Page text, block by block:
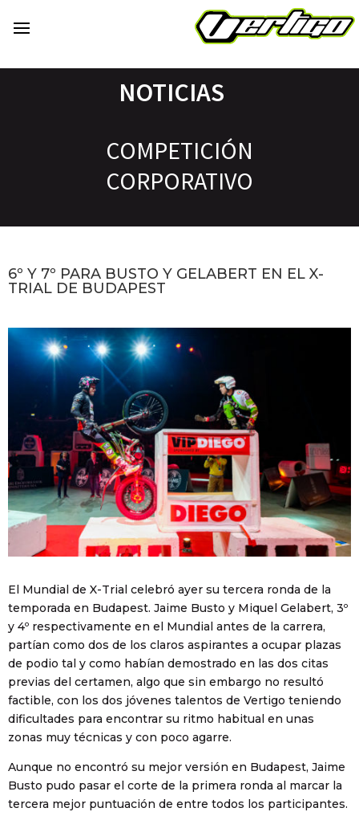
NOTICIAS
COMPETICIÓN
CORPORATIVO
6º Y 7º PARA BUSTO Y GELABERT EN EL X-
TRIAL DE BUDAPEST
El Mundial de X-Trial celebró ayer su tercera ronda de la
temporada en Budapest. Jaime Busto y Miquel Gelabert, 3º
y 4º respectivamente en el Mundial antes de la carrera,
partían como dos de los claros aspirantes a ocupar plazas
de podio tal y como habían demostrado en las dos citas
previas del certamen, algo que sin embargo no resultó
factible, con los dos jóvenes talentos de Vertigo teniendo
dificultades para encontrar su ritmo habitual en unas
zonas muy técnicas y con poco agarre.
Aunque no encontró su mejor versión en Budapest, Jaime
Busto pudo pasar el corte de la primera ronda al marcar la
tercera mejor puntuación de entre todos los participantes.